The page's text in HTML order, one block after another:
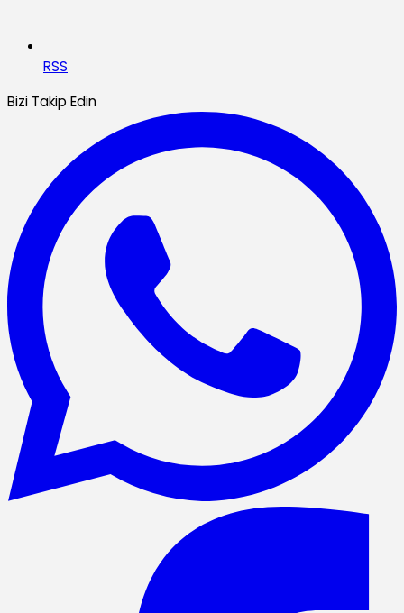
RSS
Bizi Takip Edin